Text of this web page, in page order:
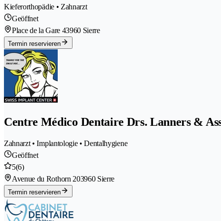
Kieferorthopädie • Zahnarzt
Geöffnet
Place de la Gare 43960 Sierre
Termin reservieren
Centre Médico Dentaire Drs. Lanners &
Zahnarzt • Implantologie • Dentalhygiene
Geöffnet
5(6)
Avenue du Rothorn 203960 Sierre
Termin reservieren